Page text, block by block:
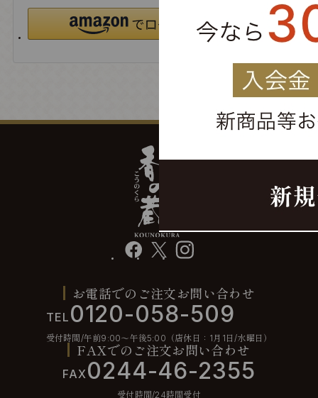
facebook instagram
お電話でのご注文お問い合わせ
TEL 0120-058-509
受付時間/午前9:00〜午後5:00（店休日：1月1日/水曜日）
FAXでのご注文お問い合わせ
FAX0244-46-2355
受付時間/24時間受付